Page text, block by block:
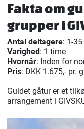
Fakta om
grupper i
Antal deltagere: 1-35
Varighed: 1 time
Hvornår: Inden for
Pris: DKK 1.675,- pr.
Guidet gåtur er et
arrangement i